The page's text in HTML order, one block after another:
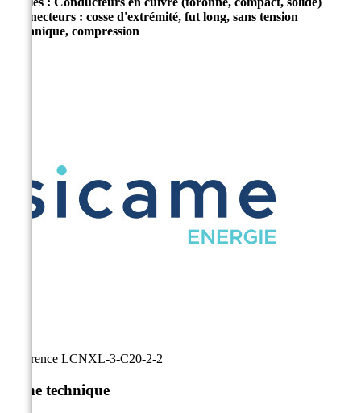
Connecteurs : cosse d'extrémité, fut long, sans tension
mécanique, compression
Référence LCNXL-3-C20-2-2
Fiche technique